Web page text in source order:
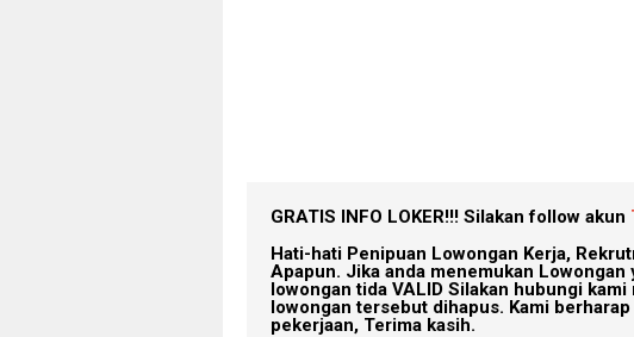
GRATIS INFO LOKER!!! Silakan follow akun
Hati-hati Penipuan Lowongan Kerja,
Apapun. Jika anda menemukan
lowongan tida VALID Silakan hubungi
lowongan tersebut dihapus. Kami
pekerjaan, Terima kasih.